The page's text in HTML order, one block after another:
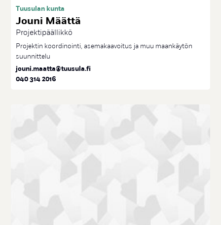
Tuusulan kunta
Jou­ni Määt­tä
Projektipäällikkö
Projektin koordinointi, asemakaavoitus ja muu maankäytön
suunnittelu
jouni.maatta@tuusula.fi
040 314 2016